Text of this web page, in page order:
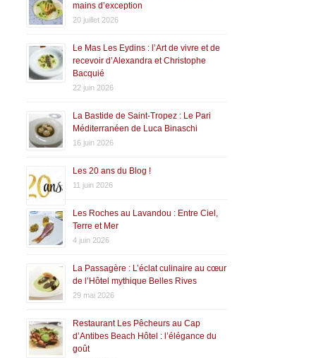
mains d’exception
20 juillet 2026
Le Mas Les Eydins : l’Art de vivre et de
recevoir d’Alexandra et Christophe
Bacquié
22 juin 2026
La Bastide de Saint-Tropez : Le Pari
Méditerranéen de Luca Binaschi
16 juin 2026
Les 20 ans du Blog !
11 juin 2026
Les Roches au Lavandou : Entre Ciel,
Terre et Mer
4 juin 2026
La Passagère : L’éclat culinaire au cœur
de l’Hôtel mythique Belles Rives
29 mai 2026
Restaurant Les Pêcheurs au Cap
d’Antibes Beach Hôtel : l’élégance du
goût